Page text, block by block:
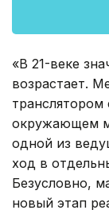
«В 21-веке
возрастает.
окружающем
одной из
ход в
Безусловно,
новый этап